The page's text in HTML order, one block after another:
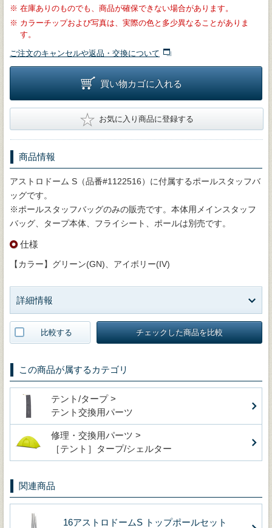
※ 在庫ありのものでも、商品が確保できない場合があります。
※ カラーチップおよび写真は、実際の色と多少異なることがありま
す。
ご注文のキャンセルや返品・交換について
買い物カゴに入れる
★ お気に入り商品に登録する
商品情報
アストロドーム S（品番#1122516）に付属するポールスタッフバ
ッグです。
※ポールスタッフバッグのみの販売です。本体用メインスタッフ
バッグ、タープ本体、フライシート、ポールは別売です。
仕様
【カラー】グリーン(GN)、アイボリー(IV)
詳細情報
比較する チェックした商品を比較
この商品が属するカテゴリ
テント/タープ >
テント交換用パーツ
修理・交換用パーツ >
［テント］タープ/シェルター
関連商品
16アストロドームS トップポールセット